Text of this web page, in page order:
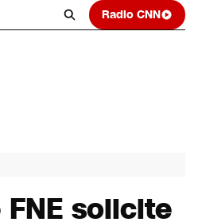
Radio CNN
solicite